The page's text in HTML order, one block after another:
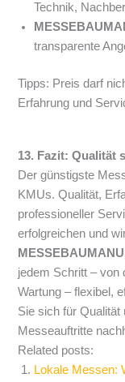
Technik,
transparente
Tipps: Preis darf
Erfahrung und
13. Fazit: Qualität
Der günstigste
KMUs. Qualität,
professioneller
erfolgreichen und
jedem Schritt – von
Wartung – flexibel,
Sie sich für Qualität
Messeauftritte
Related posts:
Lokale Messen: